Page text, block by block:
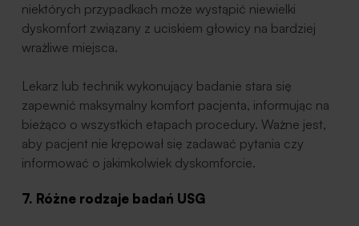
niektórych przypadkach może wystąpić niewielki
dyskomfort związany z uciskiem głowicy na bardziej
wrażliwe miejsca.
Lekarz lub technik wykonujący badanie stara się
zapewnić maksymalny komfort pacjenta, informując na
bieżąco o wszystkich etapach procedury. Ważne jest,
aby pacjent nie krępował się zadawać pytania czy
informować o jakimkolwiek dyskomforcie.
7. Różne rodzaje badań USG